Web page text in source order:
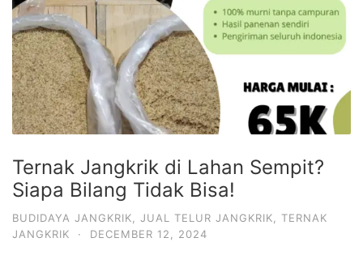
Ternak Jangkrik di Lahan Sempit?
Siapa Bilang Tidak Bisa!
BUDIDAYA JANGKRIK JUAL TELUR JANGKRIK
TERNAK
JANGKRIK
· DECEMBER 12, 2024